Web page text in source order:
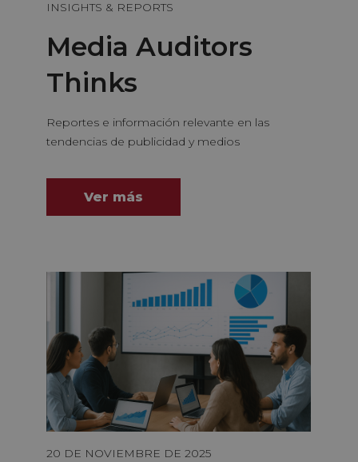
INSIGHTS & REPORTS
Media Auditors
Thinks
Reportes e información relevante en las
tendencias de publicidad y medios
Ver más
20 DE NOVIEMBRE DE 2025